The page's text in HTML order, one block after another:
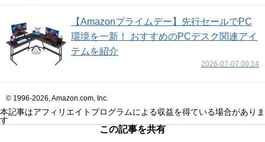
【Amazonプライムデー】先行セールでPC
環境を一新！ おすすめのPCデスク関連アイ
テムを紹介
2026-07-07 00:14
© 1996-2026, Amazon.com, Inc.
本記事はアフィリエイトプログラムによる収益を得ている場合がありま
す
この記事を共有